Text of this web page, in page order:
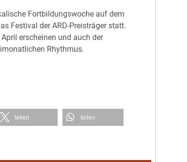
Fortbildungswoche auf dem
Festival der ARD-Preisträger statt.
erscheinen und auch der
Rhythmus.
teilen teilen